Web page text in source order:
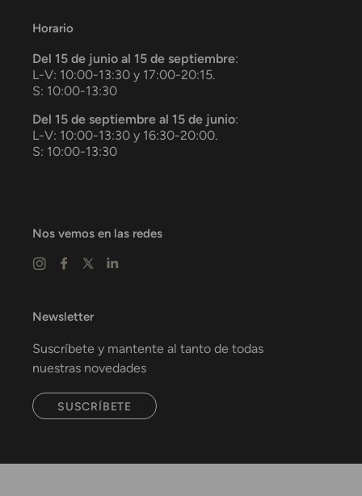
Horario
Del 15 de junio al 15 de septiembre:
L-V: 10:00-13:30 y 17:00-20:15.
S: 10:00-13:30
Del 15 de septiembre al 15 de junio:
L-V: 10:00-13:30 y 16:30-20:00.
S: 10:00-13:30
Nos vemos en las redes
Newsletter
Suscríbete y mantente al tanto de todas
nuestras novedades
SUSCRÍBETE